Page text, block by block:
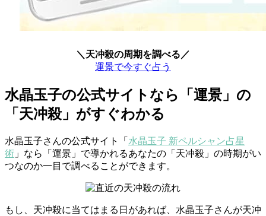
＼天冲殺の周期を調べる／
運景で今すぐ占う
水晶玉子の公式サイトなら「運景」の
「天冲殺」がすぐわかる
水晶玉子さんの公式サイト「 水晶玉子 新ペルシャン占星
術 」なら「運景」で導かれるあなたの「天冲殺」の時期がい
つなのか一目で調べることができます。
もし、天冲殺に当てはまる日があれば、水晶玉子さんが天冲